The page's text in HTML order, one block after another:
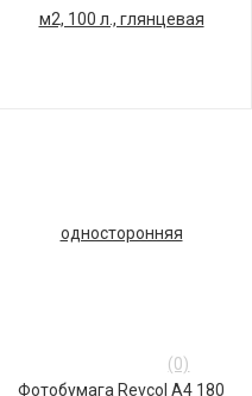
(0)
Фотобумага Revcol A4 180